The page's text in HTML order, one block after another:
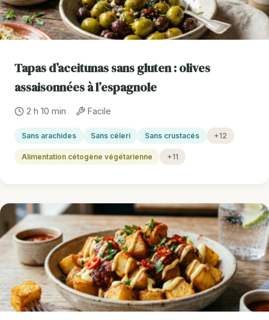
Tapas d’aceitunas sans gluten : olives
assaisonnées à l’espagnole
2 h 10 min Facile
Sans arachides Sans céleri Sans crustacés +12
Alimentation cétogène végétarienne +11